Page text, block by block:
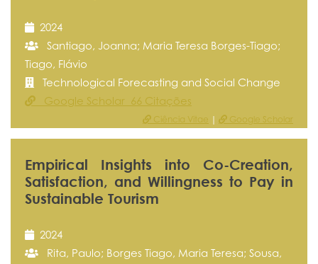
2024
Santiago, Joanna; Maria Teresa Borges-Tiago;
Tiago, Flávio
Technological Forecasting and Social Change
Google Scholar 66 Citações
Ciência Vitae | Google Scholar
Empirical Insights into Co-Creation,
Satisfaction, and Willingness to Pay in
Sustainable Tourism
2024
Rita, Paulo; Borges Tiago, Maria Teresa; Sousa,